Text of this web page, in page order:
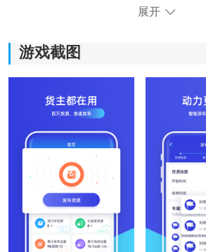
《世德物流货主版》功能指南：
1.方便实惠：世德物流货主版是一款
手机软件，通过简单的操作就能够实
展开
游戏截图